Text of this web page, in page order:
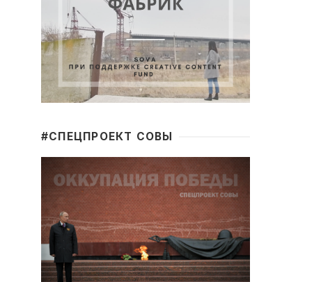
#CПЕЦПРОЕКТ СОВЫ